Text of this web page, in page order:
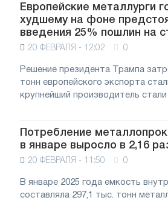
Европейские металлурги
худшему на фоне
введения 25% пошлин на
20 ФЕВРАЛЯ - 12:02 0
Решение президента Трампа
тонн европейского экспорта
крупнейший производитель
Потребление
в январе выросло в 2,16
20 ФЕВРАЛЯ - 11:50 0
В январе 2025 года емкость
составляла 297,1 тыс. тонн